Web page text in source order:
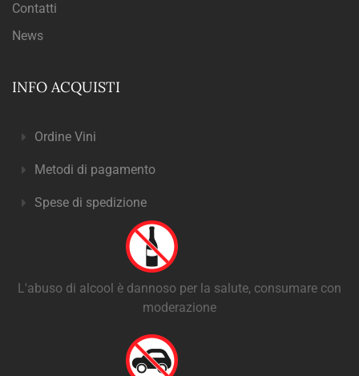
Contatti
News
INFO ACQUISTI
Ordine Vini
Metodi di pagamento
Spese di spedizione
L'abuso di alcool è dannoso per la salute, consumare con
moderazione